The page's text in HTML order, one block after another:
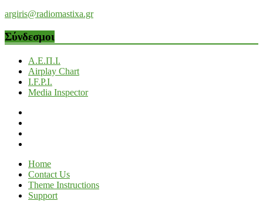
argiris@radiomastixa.gr
Σύνδεσμοι
Α.Ε.Π.Ι.
Airplay Chart
I.F.P.I.
Media Inspector
Home
Contact Us
Theme Instructions
Support